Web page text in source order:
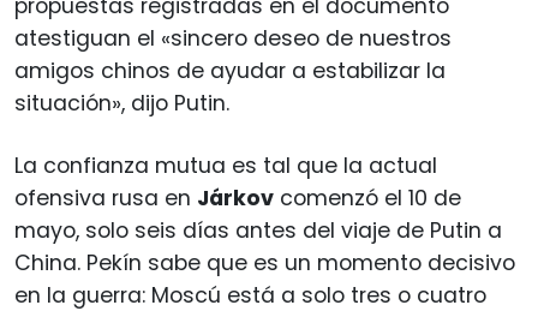
atestiguan el «sincero deseo de nuestros
amigos chinos de ayudar a estabilizar la
situación», dijo Putin.
La confianza mutua es tal que la actual
ofensiva rusa en Járkov comenzó el 10 de
mayo, solo seis días antes del viaje de Putin a
China. Pekín sabe que es un momento decisivo
en la guerra: Moscú está a solo tres o cuatro